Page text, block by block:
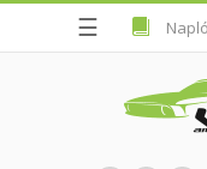
☰ Napló